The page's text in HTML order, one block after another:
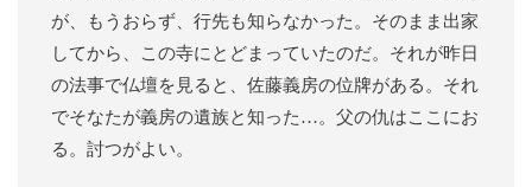
が、もうおらず、行先も知らなかった。そのまま出家
してから、この寺にとどまっていたのだ。それが昨日
の法事で仏壇を見ると、佐藤義房の位牌がある。それ
でそなたが義房の遺族と知った…。父の仇はここにお
る。討つがよい。